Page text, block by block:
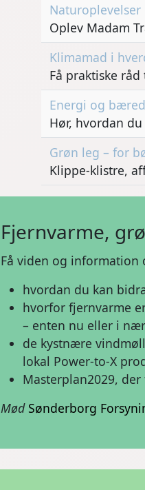
Oplev Madam
Klimamad i
Få praktiske
Energi og
Hør, hvordan
Grøn leg – for
Klippe-klistre,
Fjernvarme,
Få viden og information
hvordan du kan
hvorfor fjernvarme
– enten nu eller i
de kystnære
lokal Power-to-X
Masterplan2029,
Mød Sønderborg